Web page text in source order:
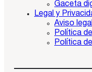
Gaceta
Legal y
Aviso legal
Política
Política